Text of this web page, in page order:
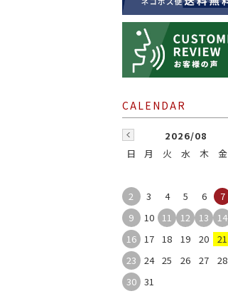
2026/08
日
月 火 水 木 金
2
3 4 5 6 7
9
10 11 12 13 14
16
17 18 19 20 21
23
24 25 26 27 28
30
31